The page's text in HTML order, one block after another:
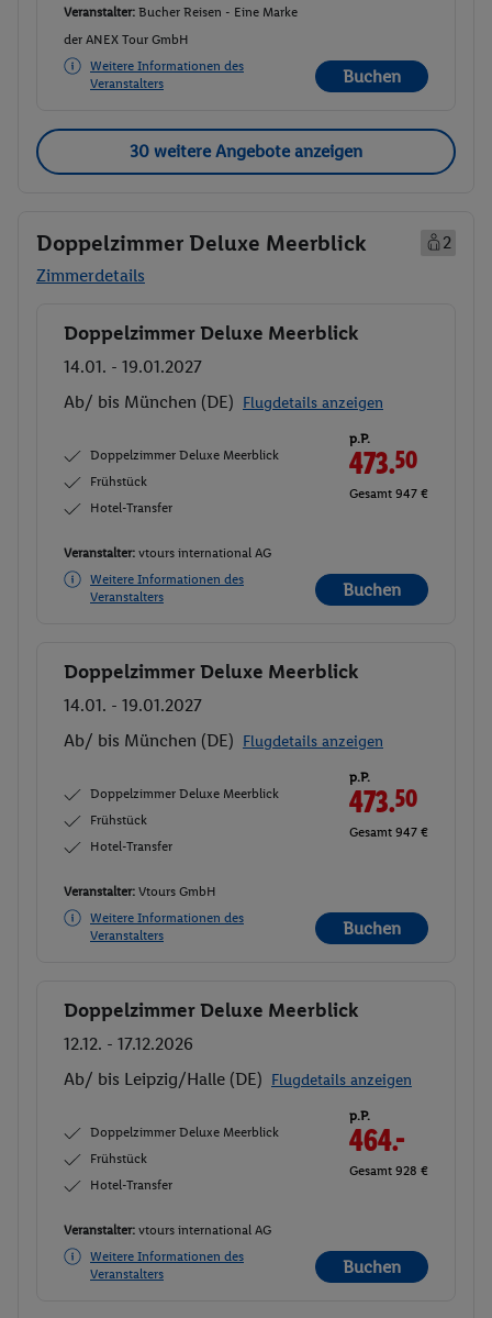
Veranstalter: Bucher Reisen - Eine Marke
der ANEX Tour GmbH
Weitere Informationen des
Veranstalters
Buchen
30 weitere Angebote anzeigen
Doppelzimmer Deluxe Meerblick
2
Zimmerdetails
Buchen
Doppelzimmer Deluxe Meerblick
14.01. - 19.01.2027
Ab/ bis München (DE) Flugdetails anzeigen
Doppelzimmer Deluxe Meerblick
Frühstück
Hotel-Transfer
p.P.
473.50
Gesamt 947 €
Veranstalter: vtours international AG
Weitere Informationen des
Veranstalters
Buchen
Buchen
Doppelzimmer Deluxe Meerblick
14.01. - 19.01.2027
Ab/ bis München (DE) Flugdetails anzeigen
Doppelzimmer Deluxe Meerblick
Frühstück
Hotel-Transfer
p.P.
473.50
Gesamt 947 €
Veranstalter: Vtours GmbH
Weitere Informationen des
Veranstalters
Buchen
Buchen
Doppelzimmer Deluxe Meerblick
12.12. - 17.12.2026
Ab/ bis Leipzig/Halle (DE) Flugdetails anzeigen
Doppelzimmer Deluxe Meerblick
Frühstück
Hotel-Transfer
p.P.
464.-
Gesamt 928 €
Veranstalter: vtours international AG
Weitere Informationen des
Veranstalters
Buchen